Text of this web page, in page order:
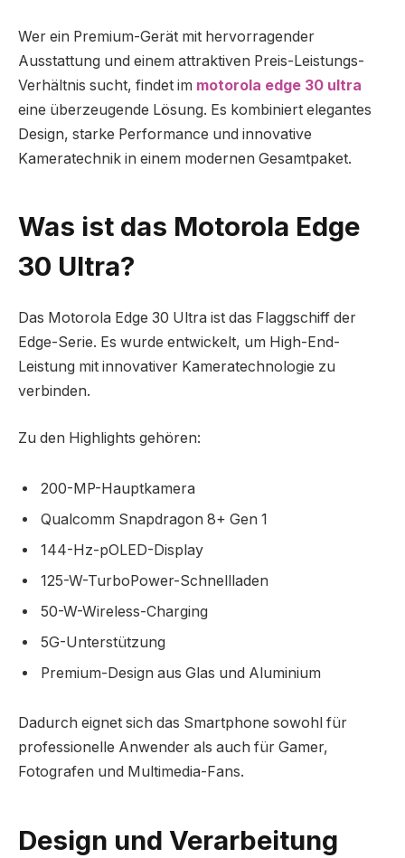
Wer ein Premium-Gerät mit hervorragender
Ausstattung und einem attraktiven Preis-Leistungs-
Verhältnis sucht, findet im motorola edge 30 ultra
eine überzeugende Lösung. Es kombiniert elegantes
Design, starke Performance und innovative
Kameratechnik in einem modernen Gesamtpaket.
Was ist das Motorola Edge
30 Ultra?
Das Motorola Edge 30 Ultra ist das Flaggschiff der
Edge-Serie. Es wurde entwickelt, um High-End-
Leistung mit innovativer Kameratechnologie zu
verbinden.
Zu den Highlights gehören:
200-MP-Hauptkamera
Qualcomm Snapdragon 8+ Gen 1
144-Hz-pOLED-Display
125-W-TurboPower-Schnellladen
50-W-Wireless-Charging
5G-Unterstützung
Premium-Design aus Glas und Aluminium
Dadurch eignet sich das Smartphone sowohl für
professionelle Anwender als auch für Gamer,
Fotografen und Multimedia-Fans.
Design und Verarbeitung